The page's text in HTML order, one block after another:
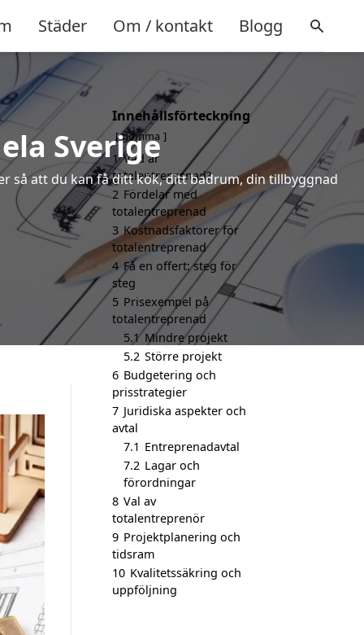
Städer Om / kontakt Blogg
Sverige
så att du kan få ditt kök, ditt badrum, din tillbyggnad
Innehållsförteckning
gömma
1 Vad är
totalentreprenad?
2 Fördelar med
totalentreprenad
3 Kostnadsfaktorer för
totalentreprenad
4 Få en offert: steg för
steg
5 Prisexempel på
totalentreprenad
5.1 Mindre projekt
5.2 Större projekt
6 Budgetering och
prisstrategier
7 Juridiska aspekter och
avtal
7.1 Entreprenadavtal
7.2 Lagar och
förordningar
8 Val av
totalentreprenör
9 Projektplanering och
tidsram
10 Kvalitetssäkring och
uppföljning